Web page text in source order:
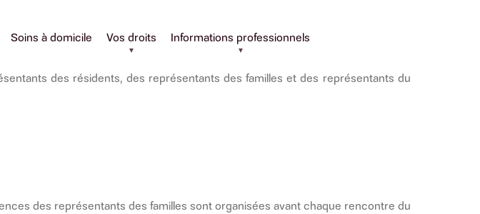
Soins à domicile Vos droits Informations professionnels
des résidents, des représentants des familles et des représentants du
des représentants des familles sont organisées avant chaque rencontre du